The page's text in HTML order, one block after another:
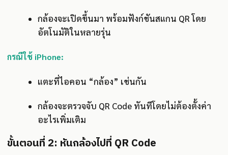
กล้องจะเปิดขึ้นมา พร้อมฟังก์ชันสแกน QR โดย
อัตโนมัติในหลายรุ่น
กรณีใช้ iPhone:
แตะที่ไอคอน “กล้อง” เช่นกัน
กล้องจะตรวจจับ QR Code ทันทีโดยไม่ต้องตั้งค่า
อะไรเพิ่มเติม
ขั้นตอนที่ 2: หันกล้องไปที่ QR Code